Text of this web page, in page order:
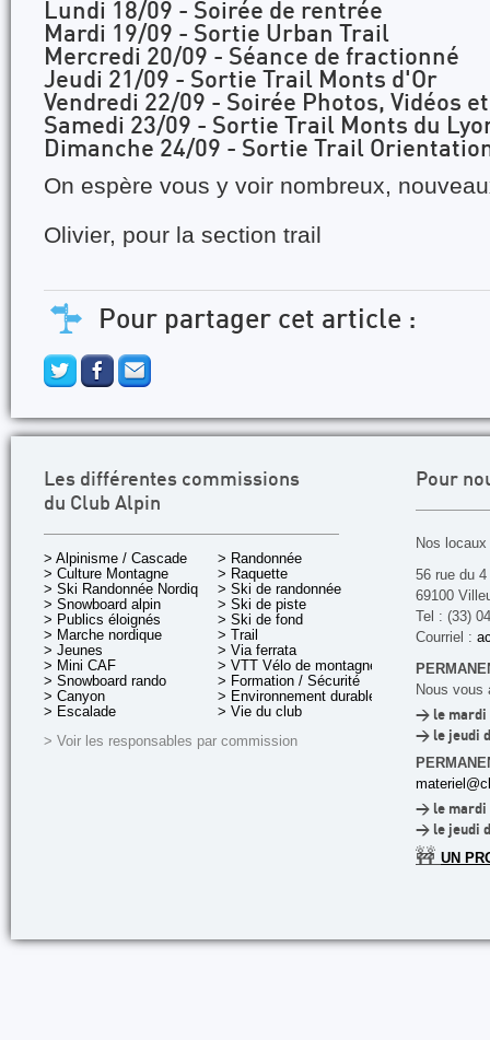
Lundi 18/09 - Soirée de rentrée
Mardi 19/09 - Sortie Urban Trail
Mercredi 20/09 - Séance de fractionné
Jeudi 21/09 - Sortie Trail Monts d'Or
Vendredi 22/09 - Soirée Photos, Vidéos
Samedi 23/09 - Sortie Trail Monts du
Dimanche 24/09 - Sortie Trail
On espère vous y voir nombreux,
Olivier, pour la section trail
Pour partager cet article :
Les différentes commissions
du Club Alpin
> Alpinisme / Cascade
> Culture Montagne
> Ski Randonnée Nordique
> Snowboard alpin
> Publics éloignés
> Marche nordique
> Jeunes
> Mini CAF
> Snowboard rando
> Canyon
> Escalade
> Randonnée
> Raquette
> Ski de randonnée
> Ski de piste
> Ski de fond
> Trail
> Via ferrata
> VTT Vélo de montagne
> Formation / Sécurité
> Environnement durable
> Vie du club
> Voir les responsables par commission
Pour
Nos
56 rue du
69100
Tel : (33)
Courriel :
Nous vous
> le mardi
> le jeudi
> le mardi
> le jeudi
🚧 UN